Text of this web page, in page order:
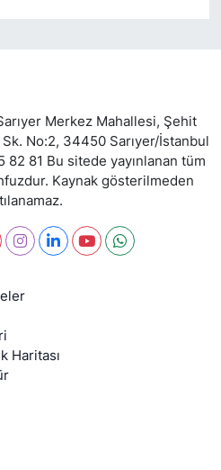
Merkez Mahallesi, Şehit
No:2, 34450 Sarıyer/İstanbul
81 Bu sitede yayınlanan tüm
Kaynak gösterilmeden
Haritası